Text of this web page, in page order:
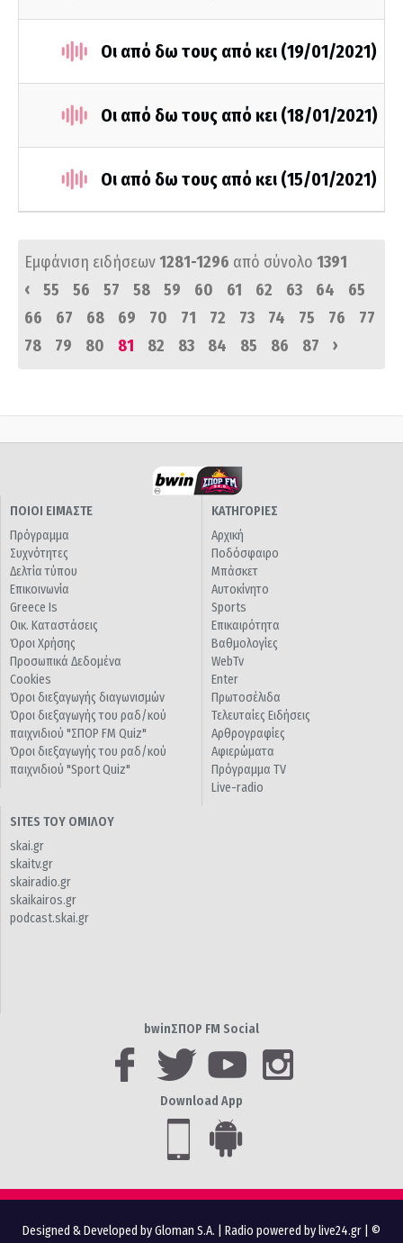
Οι από δω τους από κει (19/01/2021)
Οι από δω τους από κει (18/01/2021)
Οι από δω τους από κει (15/01/2021)
Εμφάνιση ειδήσεων1281-1296 από σύνολο 1391
‹
55 56 57 58 59 60 61 62 63 64
65
66
67 68 69 70 71 72 73 74 75 76
77
78
79 80 81 82 83 84 85 86 87 ›
ΠΟΙΟΙ ΕΙΜΑΣΤΕ
Πρόγραμμα
Συχνότητες
Δελτία τύπου
Επικοινωνία
Greece Is
Οικ. Καταστάσεις
Όροι Χρήσης
Προσωπικά Δεδομένα
Cookies
Όροι διεξαγωγής διαγωνισμών
Όροι διεξαγωγής του ραδ/κού
παιχνιδιού "ΣΠΟΡ FM Quiz"
Όροι διεξαγωγής του ραδ/κού
παιχνιδιού "Sport Quiz"
ΚΑΤΗΓΟΡΙΕΣ
Αρχική
Ποδόσφαιρο
Μπάσκετ
Αυτοκίνητο
Sports
Επικαιρότητα
Βαθμολογίες
WebTv
Enter
Πρωτοσέλιδα
Τελευταίες Ειδήσεις
Αρθρογραφίες
Αφιερώματα
Πρόγραμμα TV
Live-radio
SITES ΤΟΥ ΟΜΙΛΟΥ
skai.gr
skaitv.gr
skairadio.gr
skaikairos.gr
podcast.skai.gr
bwinΣΠΟΡ FM Social
Download App
Designed & Developed by Gloman S.A. Radio powered by live24.gr | ©